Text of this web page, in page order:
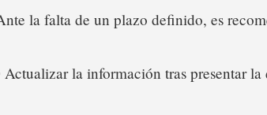
la falta de un plazo definido, es
Actualizar la información tras presentar